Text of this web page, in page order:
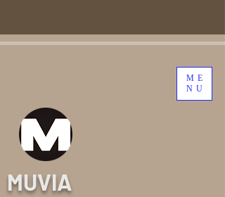
ME
NU
MUVIA